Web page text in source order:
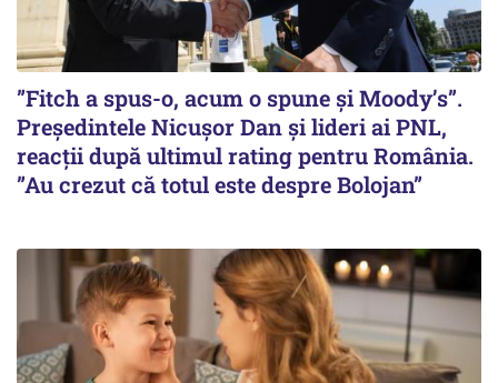
”Fitch a spus-o, acum o spune și Moody’s”.
Președintele Nicușor Dan și lideri ai PNL,
reacții după ultimul rating pentru România.
”Au crezut că totul este despre Bolojan”